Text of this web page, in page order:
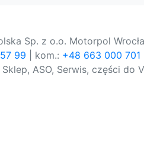
Sp. z o.o. Motorpol
99 | kom.: +48 663 000 701
ASO, Serwis, części do